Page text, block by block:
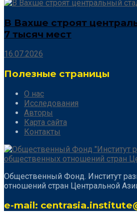
В Вахше строят
7 тысяч мест
16.07.2026
Полезные страницы
О нас
Исследования
Авторы
Карта сайта
Контакты
Общественный Фонд. Институт
отношений стран Центральной
e-mail: